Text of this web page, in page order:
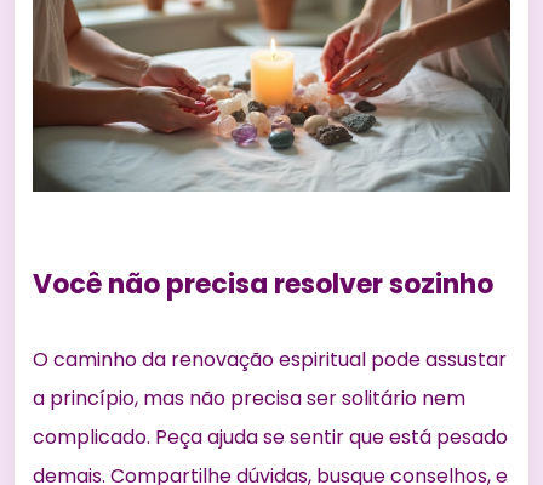
Você não precisa resolver sozinho
O caminho da renovação espiritual pode assustar
a princípio, mas não precisa ser solitário nem
complicado. Peça ajuda se sentir que está pesado
demais. Compartilhe dúvidas, busque conselhos, e